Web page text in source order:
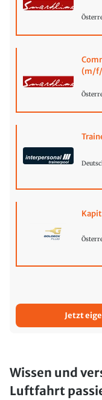
(m/
Jetzt
Wissen und
Luftfahrt